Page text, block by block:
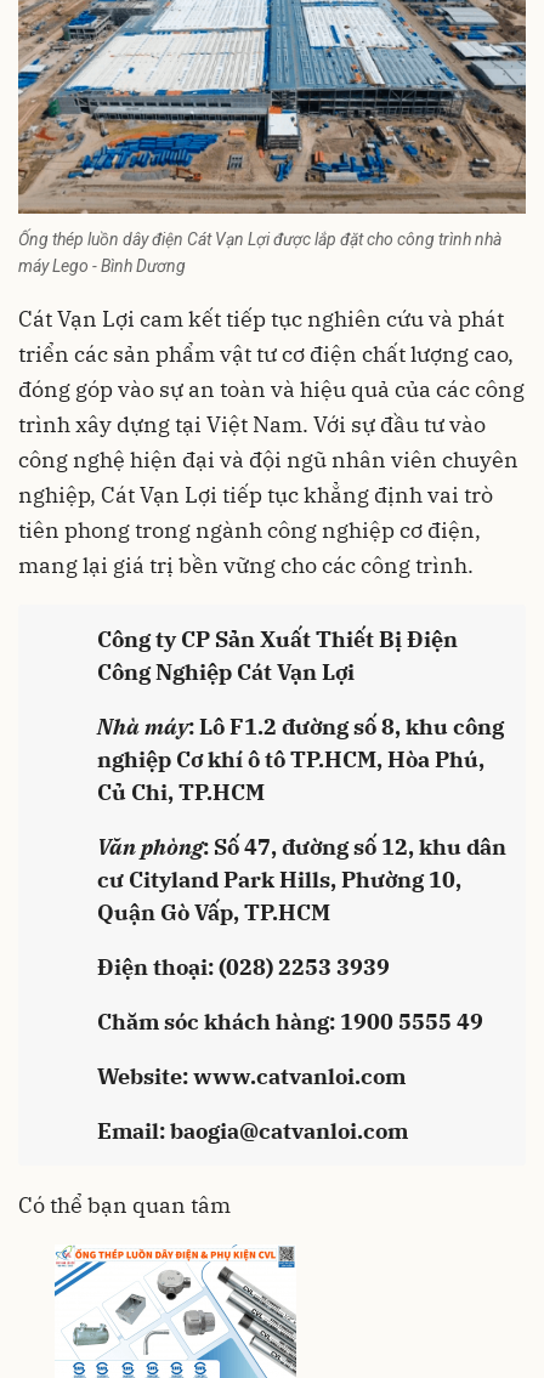
Ống thép luồn dây điện Cát Vạn Lợi được lắp đặt cho công trình nhà
máy Lego - Bình Dương
Cát Vạn Lợi cam kết tiếp tục nghiên cứu và phát
triển các sản phẩm vật tư cơ điện chất lượng cao,
đóng góp vào sự an toàn và hiệu quả của các công
trình xây dựng tại Việt Nam. Với sự đầu tư vào
công nghệ hiện đại và đội ngũ nhân viên chuyên
nghiệp, Cát Vạn Lợi tiếp tục khẳng định vai trò
tiên phong trong ngành công nghiệp cơ điện,
mang lại giá trị bền vững cho các công trình.
Công ty CP Sản Xuất Thiết Bị Điện
Công Nghiệp Cát Vạn Lợi
Nhà máy: Lô F1.2 đường số 8, khu công
nghiệp Cơ khí ô tô TP.HCM, Hòa Phú,
Củ Chi, TP.HCM
Văn phòng: Số 47, đường số 12, khu dân
cư Cityland Park Hills, Phường 10,
Quận Gò Vấp, TP.HCM
Điện thoại: (028) 2253 3939
Chăm sóc khách hàng: 1900 5555 49
Website: www.catvanloi.com
Email:baogia@catvanloi.com
Có thể bạn quan tâm